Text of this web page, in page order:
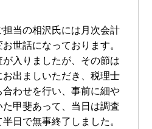
当の相沢氏には月次会計
世話になっております。
入りましたが、その節は
出ましいただき、税理士
わせを行い、事前に細や
甲斐あって、当日は調査
日で無事終了しました。